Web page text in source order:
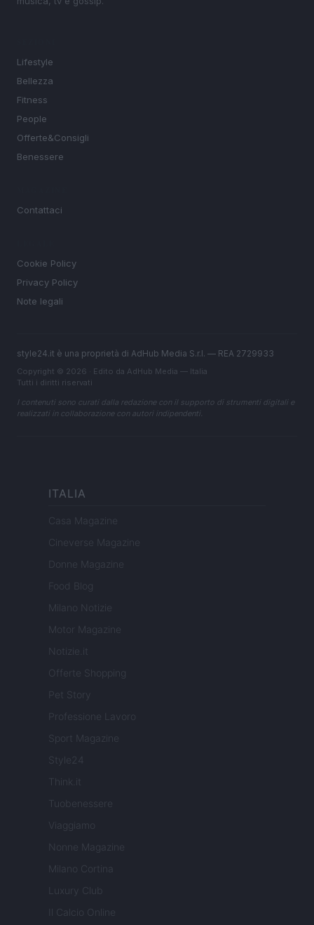
Lifestyle
Bellezza
Fitness
People
Offerte&Consigli
Benessere
Contattaci
Cookie Policy
Privacy Policy
Note legali
style24.it è una proprietà di AdHub Media S.r.l. — REA 2729933
Copyright © 2026 · Edito da AdHub Media — Italia
Tutti i diritti riservati
I contenuti sono curati dalla redazione con il supporto di strumenti digitali e
realizzati in collaborazione con autori indipendenti.
ITALIA
Casa Magazine
Cineverse Magazine
Donne Magazine
Food Blog
Milano Notizie
Motor Magazine
Notizie.it
Offerte Shopping
Pet Story
Professione Lavoro
Sport Magazine
Style24
Think.it
Tuobenessere
Viaggiamo
Nonne Magazine
Milano Cortina
Luxury Club
Il Calcio Online